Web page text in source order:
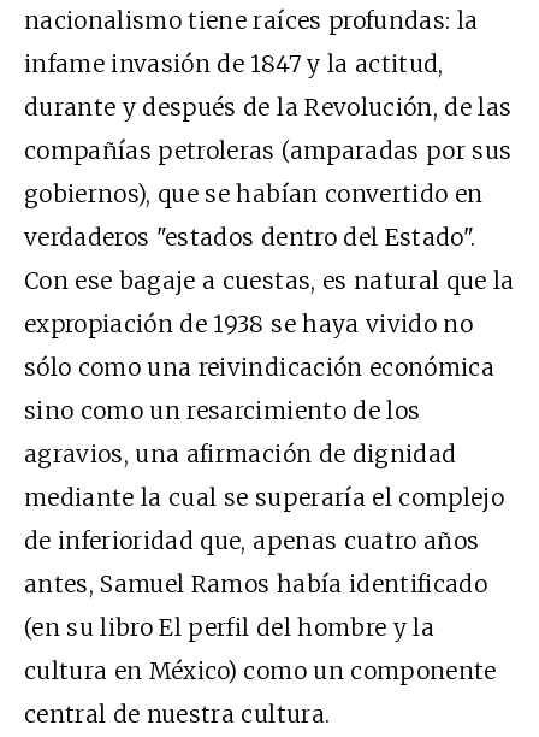
nacionalismo tiene raíces profundas: la
infame invasión de 1847 y la actitud,
durante y después de la Revolución, de las
compañías petroleras (amparadas por sus
gobiernos), que se habían convertido en
verdaderos "estados dentro del Estado".
Con ese bagaje a cuestas, es natural que la
expropiación de 1938 se haya vivido no
sólo como una reivindicación económica
sino como un resarcimiento de los
agravios, una afirmación de dignidad
mediante la cual se superaría el complejo
de inferioridad que, apenas cuatro años
antes, Samuel Ramos había identificado
(en su libro El perfil del hombre y la
cultura en México) como un componente
central de nuestra cultura.